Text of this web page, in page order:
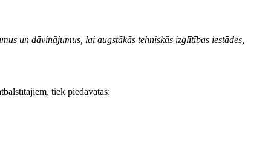
un dāvinājumus, lai augstākās tehniskās izglītības iestādes,
tiek piedāvātas: